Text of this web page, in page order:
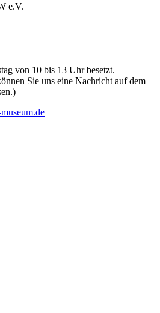
e.V.
von 10 bis 13 Uhr besetzt.
Sie uns eine Nachricht auf dem